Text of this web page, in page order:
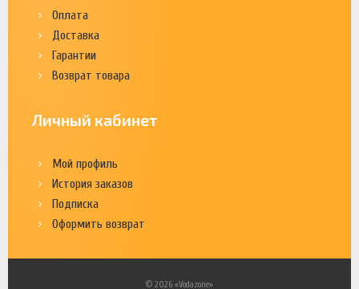
Оплата
Доставка
Гарантии
Возврат товара
Личный кабинет
Мой профиль
История заказов
Подписка
Оформить возврат
© 2026 «Vodazone»